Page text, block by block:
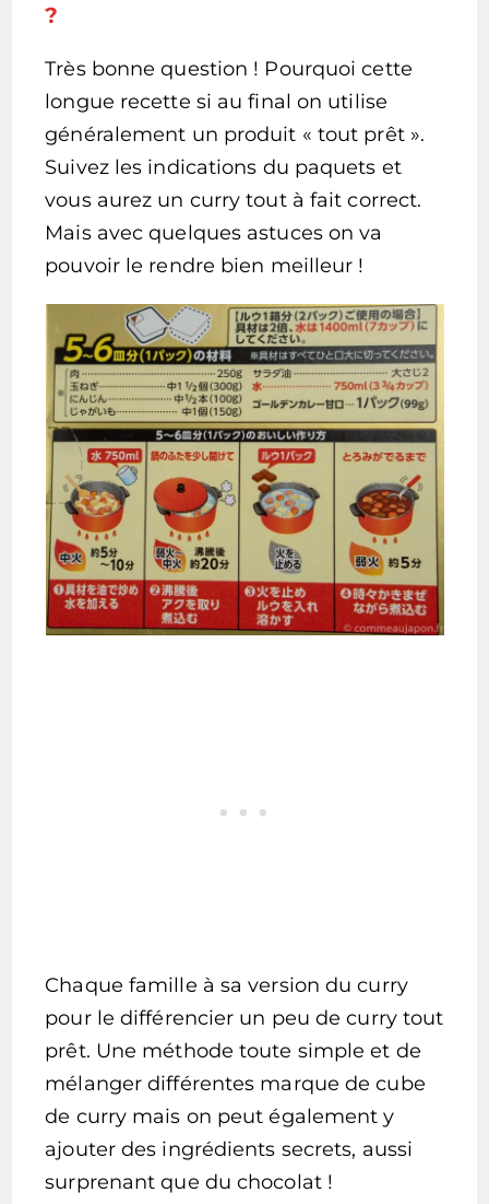
?
Très bonne question ! Pourquoi cette
longue recette si au final on utilise
généralement un produit « tout prêt ».
Suivez les indications du paquets et
vous aurez un curry tout à fait correct.
Mais avec quelques astuces on va
pouvoir le rendre bien meilleur !
Chaque famille à sa version du curry
pour le différencier un peu de curry tout
prêt. Une méthode toute simple et de
mélanger différentes marque de cube
de curry mais on peut également y
ajouter des ingrédients secrets, aussi
surprenant que du chocolat !